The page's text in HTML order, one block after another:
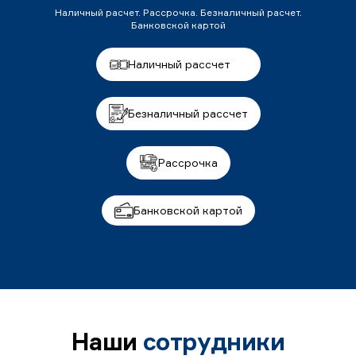
Наличный расчет. Рассрочка. Безналичный расчет.
Банковской картой
Наличный рассчет
Безналичный рассчет
Рассрочка
Банковской картой
Наши сотрудники